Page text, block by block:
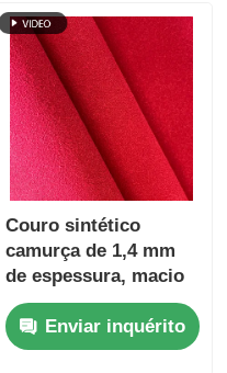
Couro sintético
camurça de 1,4 mm
de espessura, macio
e sustentável para
sapatos, ecológico
Enviar inquérito